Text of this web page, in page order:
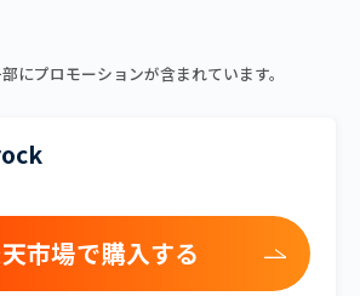
にプロモーションが含まれています。
市場で購入する